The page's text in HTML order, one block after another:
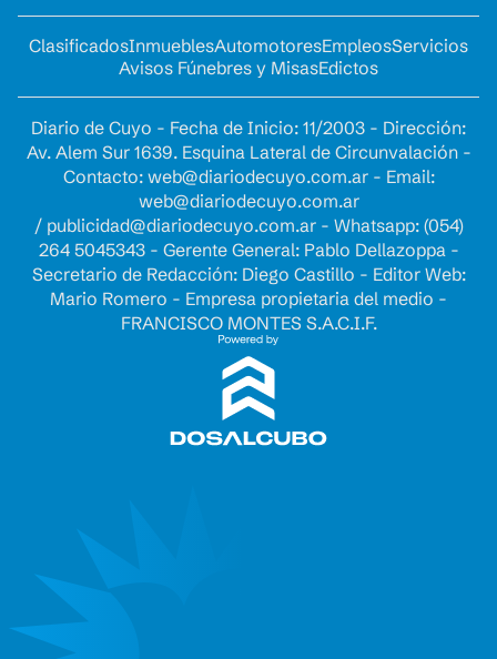
ClasificadosInmueblesAutomotoresEmpleosServicios
Avisos Fúnebres y MisasEdictos
Diario de Cuyo - Fecha de Inicio: 11/2003 - Dirección:
Av. Alem Sur 1639. Esquina Lateral de Circunvalación -
Contacto: web@diariodecuyo.com.ar- Email:
web@diariodecuyo.com.ar
/ publicidad@diariodecuyo.com.ar- Whatsapp: (054)
264 5045343 - Gerente General: Pablo Dellazoppa -
Secretario de Redacción: Diego Castillo - Editor Web:
Mario Romero - Empresa propietaria del medio -
FRANCISCO MONTES S.A.C.I.F.